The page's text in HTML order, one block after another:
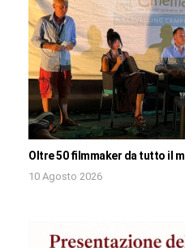
Oltre 50 filmmaker da tutto il
10 Agosto 2026